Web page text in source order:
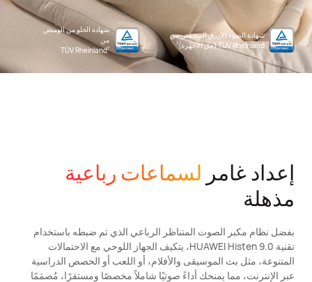
شهادة الضوء الأزرق المنخفض من
TÜV Rheinland (حل الأجهزة)
7
شهادة الخلو من الوميض
من
TÜV Rheinland7
إعداد غامر لسماعات رباعية
مذهلة
بفضل نظام مكبر الصوت المتناظر الرباعي الذي تم ضبطه باستخدام
تقنية HUAWEI Histen 9.0، يتكيف الجهاز اللوحي مع الاحتمالات
المتنوعة، مثل بث الموسيقى والأفلام، أو اللعب أو الحصص الدراسية
عبر الإنترنت، مما يمنحك أداءً صوتيًا شاملاً مخصصًا ومستقرًا، مُصمَمًا